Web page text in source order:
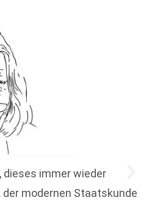
dieses immer wieder
modernen Staatskunde